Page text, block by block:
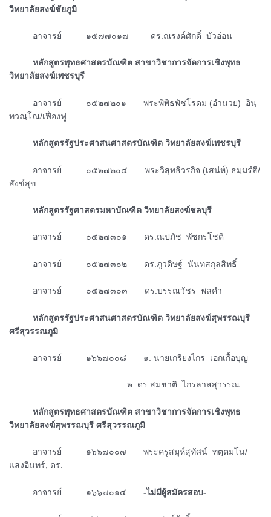
วิทยาลัยสงฆ์ชัยภูมิ
ᅠᅠᅠอาจารย์ ๑๕๗๗๐๑๗ ดร.ณรงค์ศักดิ์ บัวอ่อน
ᅠᅠᅠหลักสูตรพุทธศาสตรบัณฑิต สาขาวิชาการจัดการเชิงพุทธ
วิทยาลัยสงฆ์เพชรบุรี
ᅠᅠᅠอาจารย์ ๐๕๒๗๒๐๑ พระพิพิธพัชโรดม (อำนวย) อินฺ
ทวณฺโณ/เฟื่องฟู
ᅠᅠᅠหลักสูตรรัฐประศาสนศาสตรบัณฑิต วิทยาลัยสงฆ์เพชรบุรี
ᅠᅠᅠอาจารย์ ๐๕๒๗๒๐๔ พระวิสุทธิวรกิจ (เสน่ห์) ธมฺมรํสี/
สังข์สุข
ᅠᅠᅠหลักสูตรรัฐศาสตรมหาบัณฑิต วิทยาลัยสงฆ์ชลบุรี
ᅠᅠᅠอาจารย์ ๐๕๒๗๓๐๑ ดร.ณปภัช พัชกรโชติ
ᅠᅠᅠอาจารย์ ๐๕๒๗๓๐๒ ดร.ภูวดิษฐ์ นันทสกุลสิทธิ์
ᅠᅠᅠอาจารย์ ๐๕๒๗๓๐๓ ดร.บรรณวัชร พลคำ
ᅠᅠᅠหลักสูตรรัฐประศาสนศาสตรบัณฑิต วิทยาลัยสงฆ์สุพรรณบุรี
ศรีสุวรรณภูมิ
ᅠᅠᅠอาจารย์ ๑๖๖๗๐๐๘ ๑. นายเกรียงไกร เอกเกื้อบุญ
ᅠᅠᅠᅠᅠᅠᅠᅠᅠᅠᅠᅠᅠᅠᅠ๒. ดร.สมชาติ ไกรลาสสุวรรณ
ᅠᅠᅠหลักสูตรพุทธศาสตรบัณฑิต สาขาวิชาการจัดการเชิงพุทธ
วิทยาลัยสงฆ์สุพรรณบุรี ศรีสุวรรณภูมิ
ᅠᅠᅠอาจารย์ ๑๖๖๗๐๐๗ พระครูสมุห์สุทัศน์ ทตฺตมโน/
แสงอินทร์, ดร.
ᅠᅠᅠอาจารย์ ๑๖๖๗๐๑๔ -ไม่มีผู้สมัครสอบ-